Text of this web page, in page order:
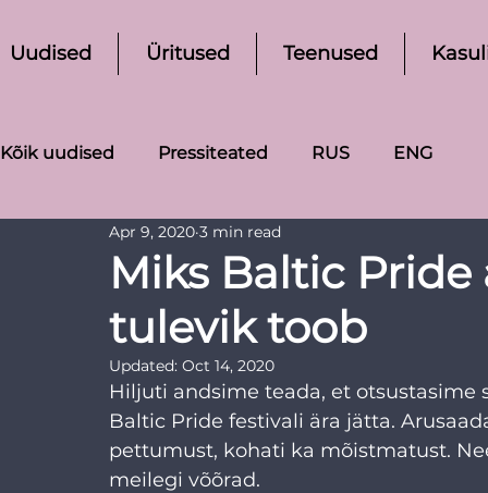
Uudised Üritused Teenused
Kõik uudised Pressiteated RUS ENG
Miks Baltic
tulevik toob
Apr 9, 2020 3 min read
Updated: Oct 14, 2020
Hiljuti andsime teada, et
Baltic Pride festivali ära jätta.
pettumust, kohati ka mõistmatust.
meilegi võõrad.